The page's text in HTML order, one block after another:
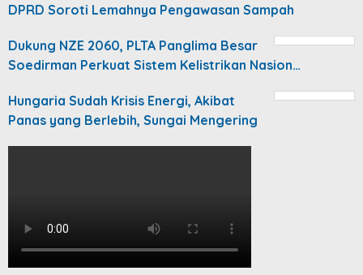
DPRD Soroti Lemahnya Pengawasan Sampah
Dukung NZE 2060, PLTA Panglima Besar
Soedirman Perkuat Sistem Kelistrikan Nasion…
Hungaria Sudah Krisis Energi, Akibat
Panas yang Berlebih, Sungai Mengering